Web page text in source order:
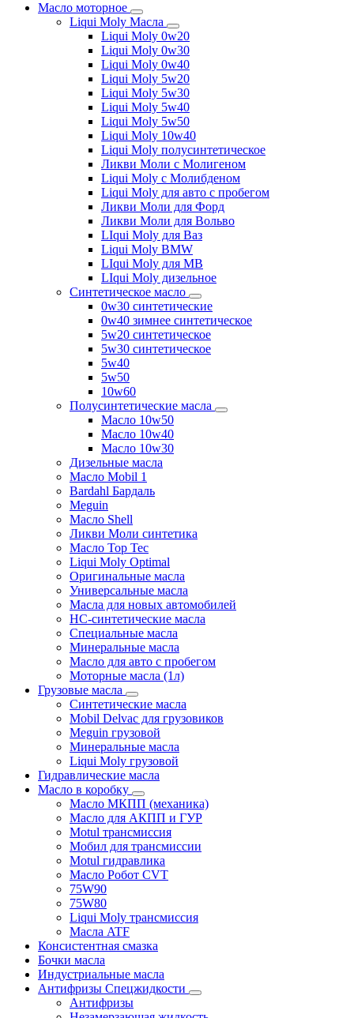
Масло моторное
Liqui Moly Масла
Liqui Moly 0w20
Liqui Moly 0w30
Liqui Moly 0w40
Liqui Moly 5w20
Liqui Moly 5w30
Liqui Moly 5w40
Liqui Moly 5w50
Liqui Moly 10w40
Liqui Moly полусинтетическое
Ликви Моли с Молигеном
Liqui Moly с Молибденом
Liqui Moly для авто с пробегом
Ликви Моли для Форд
Ликви Моли для Вольво
LIqui Moly для Ваз
Liqui Moly BMW
LIqui Moly для MB
LIqui Moly дизельное
Синтетическое масло
0w30 синтетические
0w40 зимнее синтетическое
5w20 синтетическое
5w30 синтетическое
5w40
5w50
10w60
Полусинтетические масла
Масло 10w50
Масло 10w40
Масло 10w30
Дизельные масла
Масло Mobil 1
Bardahl Бардаль
Meguin
Масло Shell
Ликви Моли синтетика
Масло Top Tec
Liqui Moly Optimal
Оригинальные масла
Универсальные масла
Масла для новых автомобилей
HC-синтетические масла
Специальные масла
Минеральные масла
Масло для авто с пробегом
Моторные масла (1л)
Грузовые масла
Синтетические масла
Mobil Delvac для грузовиков
Meguin грузовой
Минеральные масла
Liqui Moly грузовой
Гидравлические масла
Масло в коробку
Масло МКПП (механика)
Масло для АКПП и ГУР
Motul трансмиссия
Мобил для трансмиссии
Motul гидравлика
Масло Робот CVT
75W90
75W80
Liqui Moly трансмиссия
Масла ATF
Консистентная смазка
Бочки масла
Индустриальные масла
Антифризы Спецжидкости
Антифризы